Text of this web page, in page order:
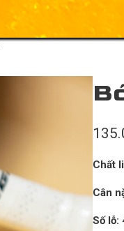
Chất
Cân
Số lỗ: